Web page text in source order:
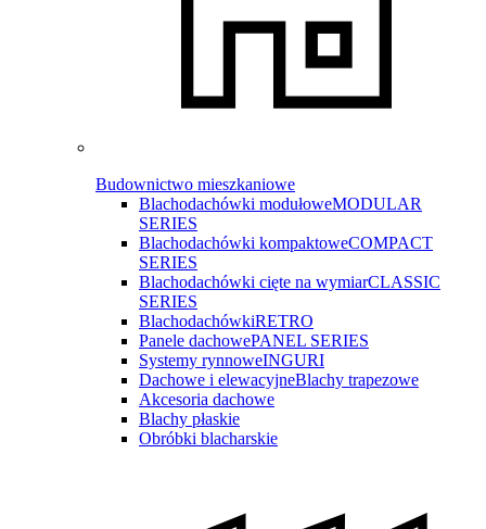
Budownictwo mieszkaniowe
Blachodachówki modułoweMODULAR
SERIES
Blachodachówki kompaktoweCOMPACT
SERIES
Blachodachówki cięte na wymiarCLASSIC
SERIES
BlachodachówkiRETRO
Panele dachowePANEL SERIES
Systemy rynnoweINGURI
Dachowe i elewacyjneBlachy trapezowe
Akcesoria dachowe
Blachy płaskie
Obróbki blacharskie